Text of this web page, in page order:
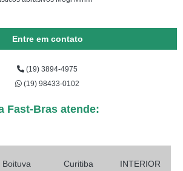
Entre em contato
(19) 3894-4975
(19) 98433-0102
Fast-Bras atende:
Boituva Curitiba INTERIOR